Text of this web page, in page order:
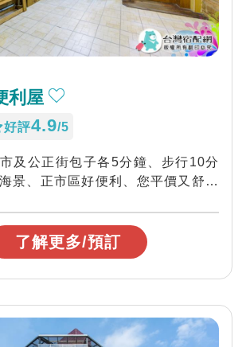
利屋
好評4.9/5
及公正街包子各5分鐘、步行10分
景、正市區好便利、您平價又舒適
了解更多/預訂